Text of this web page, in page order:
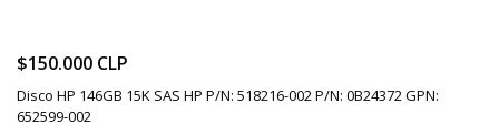
$150.000 CLP
Disco HP 146GB 15K SAS HP P/N: 518216-002 P/N: 0B24372 GPN:
652599-002